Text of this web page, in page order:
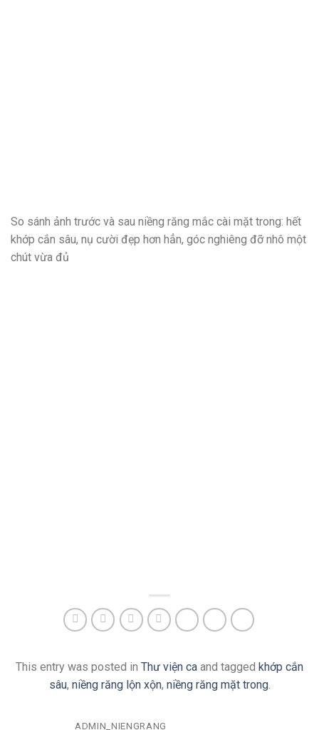
So sánh ảnh trước và sau niềng răng mắc cài mặt trong: hết
khớp cắn sâu, nụ cười đẹp hơn hẳn, góc nghiêng đỡ nhô một
chút vừa đủ
This entry was posted in Thư viện ca and tagged khớp cắn
sâu, niềng răng lộn xộn, niềng răng mặt trong.
ADMIN_NIENGRANG